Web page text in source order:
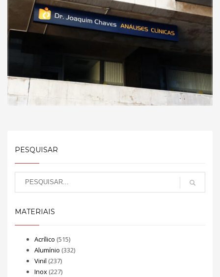
PESQUISAR
MATERIAIS
Acrílico (515)
Alumínio (332)
Vinil (237)
Inox (227)